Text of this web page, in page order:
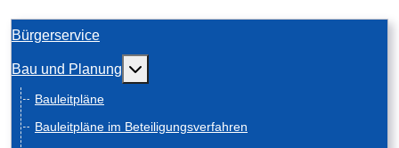
Bürgerservice
Bau und Planung Weitere Informationen: Bau und Planung
Bauleitpläne
Bauleitpläne im Beteiligungsverfahren